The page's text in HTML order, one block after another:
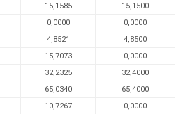
15,1585
15,1500
0,0000
0,0000
4,8521
4,8500
15,7073
0,0000
32,2325
32,4000
65,0340
65,4000
10,7267 0,0000